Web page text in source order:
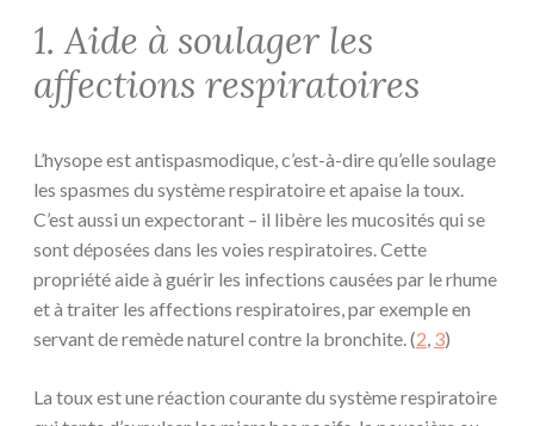
1. Aide à soulager les
affections respiratoires
L’hysope est antispasmodique, c’est-à-dire qu’elle soulage
les spasmes du système respiratoire et apaise la toux.
C’est aussi un expectorant – il libère les mucosités qui se
sont déposées dans les voies respiratoires. Cette
propriété aide à guérir les infections causées par le rhume
et à traiter les affections respiratoires, par exemple en
servant de remède naturel contre la bronchite. (2, 3)
La toux est une réaction courante du système respiratoire